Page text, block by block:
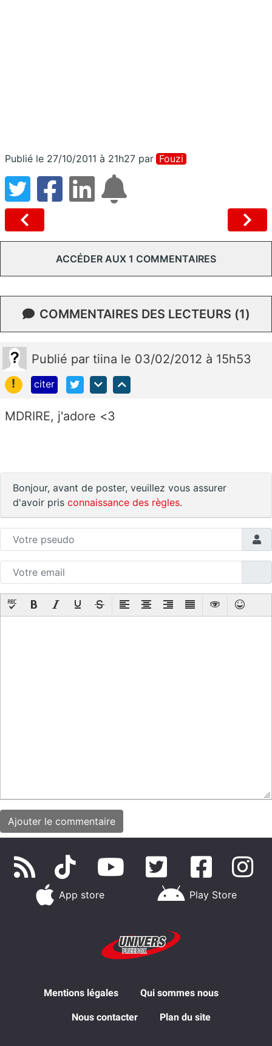
Publié le 27/10/2011 à 21h27 par Fouzi
ACCÉDER AUX 1 COMMENTAIRES
COMMENTAIRES DES LECTEURS (1)
Publié par tiina le 03/02/2012 à 15h53
!
citer
MDRIRE, j'adore <3
Bonjour, avant de poster, veuillez vous assurer
d'avoir pris connaissance des règles.
App store Play Store
Mentions légales Qui sommes nous
Nous contacter Plan du site